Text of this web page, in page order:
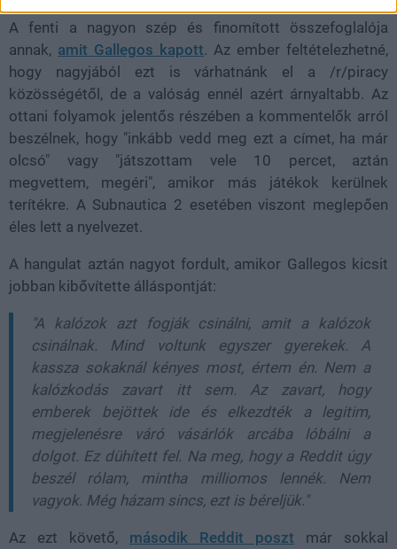
A fenti a nagyon szép és finomított összefoglalója
annak, amit Gallegos kapott. Az ember feltételezhetné,
hogy nagyjából ezt is várhatnánk el a /r/piracy
közösségétől, de a valóság ennél azért árnyaltabb. Az
ottani folyamok jelentős részében a kommentelők arról
beszélnek, hogy "inkább vedd meg ezt a címet, ha már
olcsó" vagy "játszottam vele 10 percet, aztán
megvettem, megéri", amikor más játékok kerülnek
terítékre. A Subnautica 2 esetében viszont meglepően
éles lett a nyelvezet.
A hangulat aztán nagyot fordult, amikor Gallegos kicsit
jobban kibővítette álláspontját:
"A kalózok azt fogják csinálni, amit a kalózok
csinálnak. Mind voltunk egyszer gyerekek. A
kassza sokaknál kényes most, értem én. Nem a
kalózkodás zavart itt sem. Az zavart, hogy
emberek bejöttek ide és elkezdték a legitim,
megjelenésre váró vásárlók arcába lóbálni a
dolgot. Ez dühített fel. Na meg, hogy a Reddit úgy
beszél rólam, mintha milliomos lennék. Nem
vagyok. Még házam sincs, ezt is béreljük."
Az ezt követő, második Reddit poszt már sokkal